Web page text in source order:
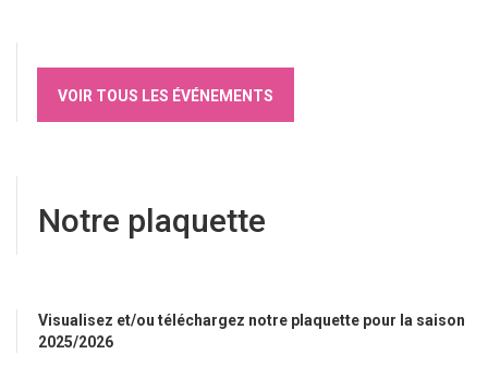
VOIR TOUS LES ÉVÉNEMENTS
Notre plaquette
Visualisez et/ou téléchargez notre plaquette pour la saison
2025/2026